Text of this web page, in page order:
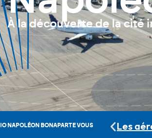
À la découverte de la cité
NAPOLÉON BONAPARTE VOUS
Les